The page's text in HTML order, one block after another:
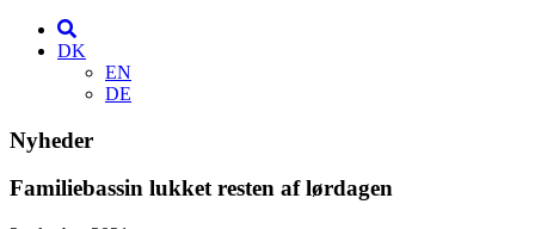
DK
EN
DE
Nyheder
Familiebassin lukket resten af lørdagen